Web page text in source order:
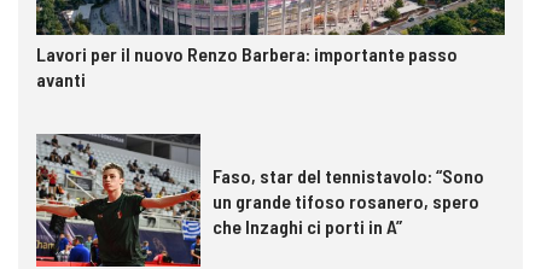
Lavori per il nuovo Renzo Barbera: importante passo
avanti
Faso, star del tennistavolo: “Sono
un grande tifoso rosanero, spero
che Inzaghi ci porti in A”